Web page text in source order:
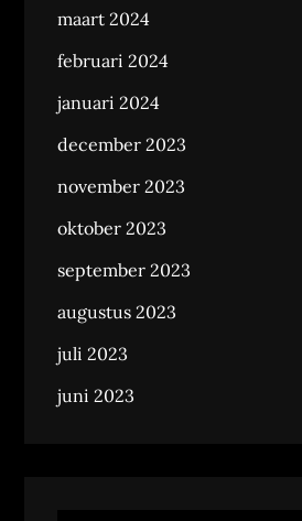
maart 2024
februari 2024
januari 2024
december 2023
november 2023
oktober 2023
september 2023
augustus 2023
juli 2023
juni 2023